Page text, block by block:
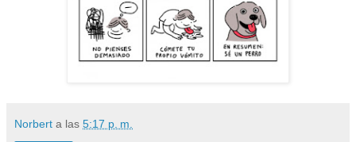
Norbert a las 5:17 p. m.